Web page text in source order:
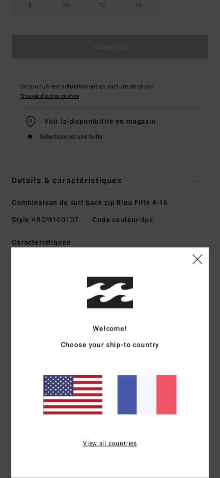
8 10 12 14
Ce produit est actuellement en rupture de stock.
Trouver d'autres options
Voir la disponibilité en magasin
Sélectionnez une taille
Details & caractéristiques
Combinaison de surf back zip Bleu Fille 4-16
Style ABGW100107 Code couleur dps
Caractéristiques
Graphène combiné à une matière en silicone stretch à
Les fils infusés de graphène tiennent
recyclée, une matière légère et stretch fabriquée à partir de
thermique inégalée
Coutures externes : coutures GBS (cousues collées) pour
limiter les entrées d'eau et offrir plus de flexibilité
Couture interne : Points de frottement renforcés avec
3/2 mm
Welcome!
Choose your ship-to country
View all countries